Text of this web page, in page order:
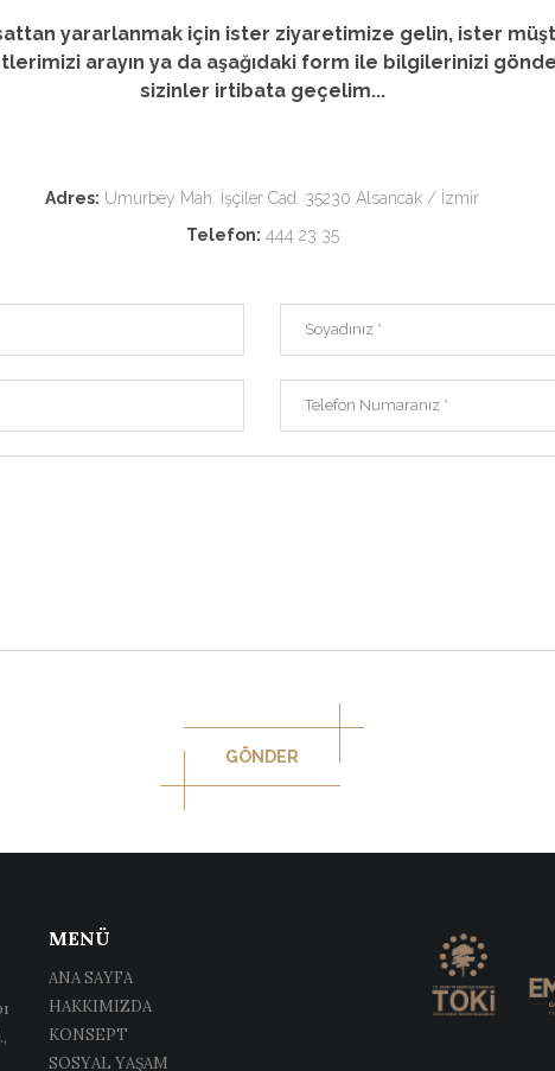
yararlanmak için ister ziyaretimize gelin, ister
arayın ya da aşağıdaki form ile bilgilerinizi
sizinler irtibata geçelim...
Adres: Umurbey Mah. İşçiler Cad. 35230 Alsancak / İzmir
Telefon: 444 23 35
GÖNDER
MENÜ
ANA SAYFA
HAKKIMIZDA
KONSEPT
SOSYAL YAŞAM